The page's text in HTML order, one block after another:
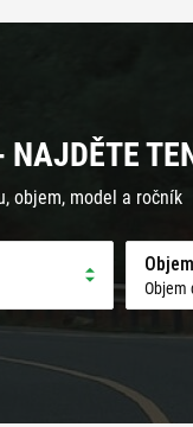
NAJDĚTE
objem, model a ročník
Objem
Objem